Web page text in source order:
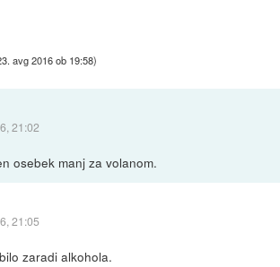
avg 2016 ob 19:58)
21:02
osebek manj za volanom.
21:05
zaradi alkohola.